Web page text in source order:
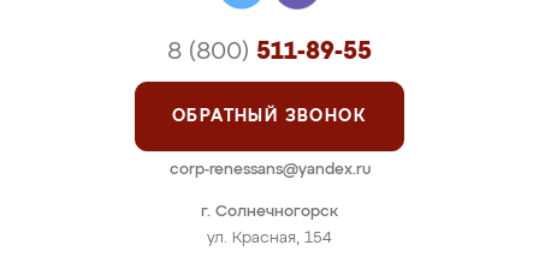
г. Солнечногорск
ул. Красная, 154
8 (800) 511-89-55
ОБРАТНЫЙ ЗВОНОК
corp-renessans@yandex.ru